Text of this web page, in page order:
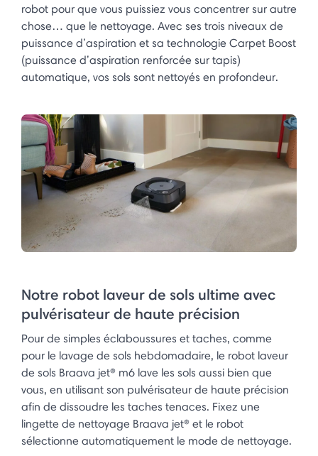
robot pour que vous puissiez vous concentrer sur autre
chose… que le nettoyage. Avec ses trois niveaux de
puissance d’aspiration et sa technologie Carpet Boost
(puissance d’aspiration renforcée sur tapis)
automatique, vos sols sont nettoyés en profondeur.
Notre robot laveur de sols ultime avec
pulvérisateur de haute précision
Pour de simples éclaboussures et taches, comme
pour le lavage de sols hebdomadaire, le robot laveur
de sols Braava jet® m6 lave les sols aussi bien que
vous, en utilisant son pulvérisateur de haute précision
afin de dissoudre les taches tenaces. Fixez une
lingette de nettoyage Braava jet® et le robot
sélectionne automatiquement le mode de nettoyage.